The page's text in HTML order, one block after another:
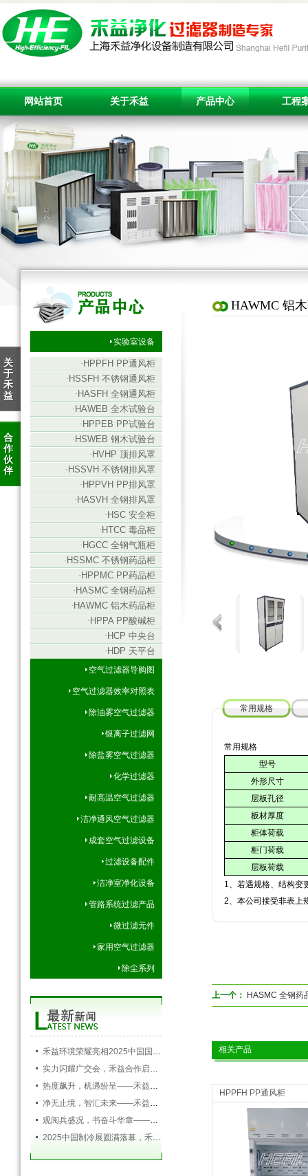
网站首页 关于禾益 产品中心 工程
关
于
禾
益
合
作
伙
伴
实验室设备
· HPPFH PP通风柜
· HSSFH 不锈钢通风柜
· HASFH 全钢通风柜
· HAWEB 全木试验台
· HPPEB PP试验台
· HSWEB 钢木试验台
· HVHP 顶排风罩
· HSSVH 不锈钢排风罩
· HPPVH PP排风罩
· HASVH 全钢排风罩
· HSC 安全柜
· HTCC 毒品柜
· HGCC 全钢气瓶柜
· HSSMC 不锈钢药品柜
· HPPMC PP药品柜
· HASMC 全钢药品柜
· HAWMC 铝木药品柜
· HPPA PP酸碱柜
· HCP 中央台
· HDP 天平台
空气过滤器导购图
空气过滤器效率对照表
除油雾空气过滤器
银离子过滤网
除盐雾空气过滤器
化学过滤器
耐高温空气过滤器
洁净通风空气过滤器
成套空气过滤设备
过滤设备配件
洁净室净化设备
管路系统过滤产品
微过滤元件
家用空气过滤器
除尘系列
禾益环境荣耀亮相2025中国国际空调通风制冷及冷链产业展览会，以创新科技引领行业未来
实力闪耀广交会，禾益合作启新程——禾益环境第138届广交会圆满落幕
热度飙升，机遇纷呈——禾益环境持续发力，精彩依旧
净无止境，智汇未来——禾益环境亮相第138届广交会
观阅兵盛况，书奋斗华章——禾益环境组织全体员工观看九三阅兵盛典
2025中国制冷展圆满落幕，禾益环境满载而归！
HAWMC 铝
常用规格
常用规格
型号
外形尺寸
层板孔径
板材厚度
柜体荷载
柜门荷载
层板荷载
1、若遇规格、结构变
2、本公司接受非表上
上一个： HASMC 全钢药
相关产品
HPPFH PP通风柜